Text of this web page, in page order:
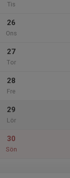
Tis
26
Ons
27
Tor
28
Fre
29
Lör
30
Sön